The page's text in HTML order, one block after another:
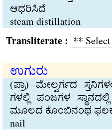
ಆಧರಿಸಿದೆ
steam distillation
:
ಉಗುರು
(ಪ್ರಾ) ಮೇಲ್ವರ್ಗದ
ಗಳಲ್ಲಿ ಪಂಜಗಳ
ಮೂಲದ ಕೊಂಬಿನಂಥ
nail